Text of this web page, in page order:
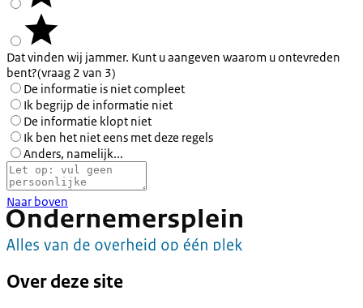
Dat vinden wij jammer. Kunt u aangeven waarom u ontevreden
bent?(vraag 2 van 3)
De informatie is niet compleet
Ik begrijp de informatie niet
De informatie klopt niet
Ik ben het niet eens met deze regels
Anders, namelijk...
Naar boven
Over deze site